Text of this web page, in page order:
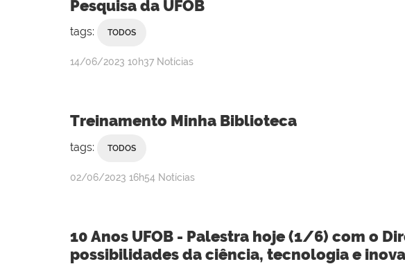
Pesquisa da UFOB
tags: TODOS
publicado
14/06/2023 10h37 Notícias
Treinamento Minha Biblioteca
tags: TODOS
publicado
02/06/2023 16h54 Notícias
10 Anos UFOB - Palestra hoje (1/6) com o
possibilidades da ciência, tecnologia e